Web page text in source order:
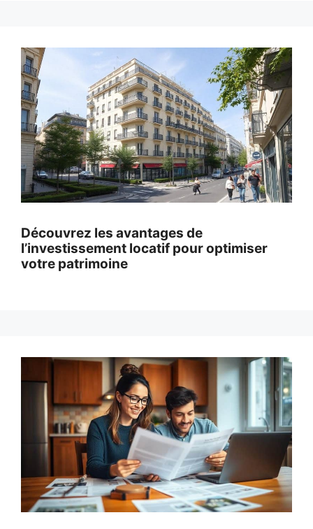
Découvrez les avantages de
l’investissement locatif pour optimiser
votre patrimoine